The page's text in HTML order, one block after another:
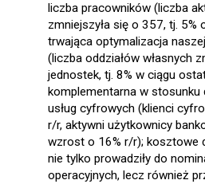
liczba pracowników (liczba
zmniejszyła się o 357, tj. 5%
trwająca optymalizacja
(liczba oddziałów własnych
jednostek, tj. 8% w ciągu
komplementarna w stosunku
usług cyfrowych (klienci
r/r, aktywni użytkownicy
wzrost o 16% r/r); kosztowe
nie tylko prowadziły do
operacyjnych, lecz również